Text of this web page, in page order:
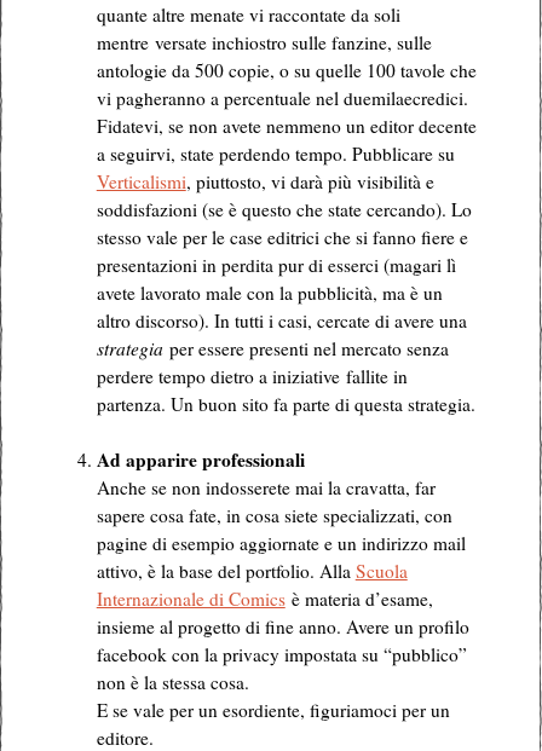
quante altre menate vi raccontate da soli
mentre versate inchiostro sulle fanzine, sulle
antologie da 500 copie, o su quelle 100 tavole che
vi pagheranno a percentuale nel duemilaecredici.
Fidatevi, se non avete nemmeno un editor decente
a seguirvi, state perdendo tempo. Pubblicare su
Verticalismi, piuttosto, vi darà più visibilità e
soddisfazioni (se è questo che state cercando). Lo
stesso vale per le case editrici che si fanno fiere e
presentazioni in perdita pur di esserci (magari lì
avete lavorato male con la pubblicità, ma è un
altro discorso). In tutti i casi, cercate di avere una
strategia per essere presenti nel mercato senza
perdere tempo dietro a iniziative fallite in
partenza. Un buon sito fa parte di questa strategia.
Ad apparire professionali
Anche se non indosserete mai la cravatta, far
sapere cosa fate, in cosa siete specializzati, con
pagine di esempio aggiornate e un indirizzo mail
attivo, è la base del portfolio. Alla Scuola
Internazionale di Comicsè materia d’esame,
insieme al progetto di fine anno. Avere un profilo
facebook con la privacy impostata su “pubblico”
non è la stessa cosa.
E se vale per un esordiente, figuriamoci per un
editore.